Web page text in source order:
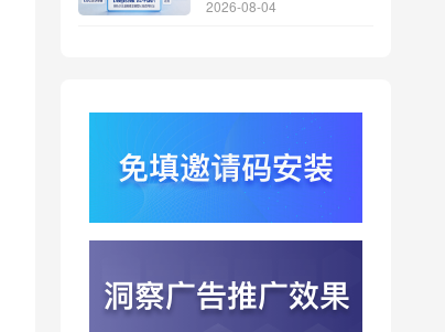
2026-08-04
行云科技算力订单超154
亿？底座产能扩张激活
AI应用多终端流转新周
2026-08-04
苹果带摄像头的 AirPods
爆硬件分发与全渠道归
因升级
2026-08-03